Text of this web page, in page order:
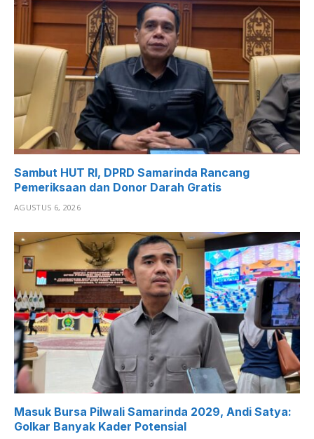
Sambut HUT RI, DPRD Samarinda Rancang
Pemeriksaan dan Donor Darah Gratis
AGUSTUS 6, 2026
Masuk Bursa Pilwali Samarinda 2029, Andi Satya:
Golkar Banyak Kader Potensial